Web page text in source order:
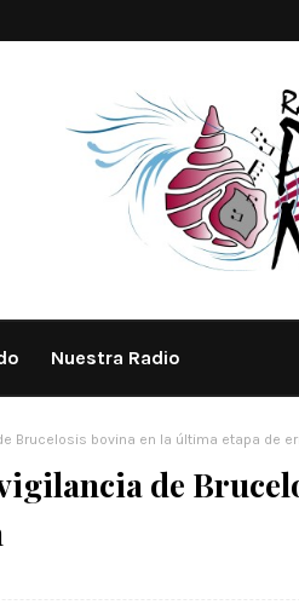
Nuestra Radio
Brucelosis bovina en la última etapa de
de